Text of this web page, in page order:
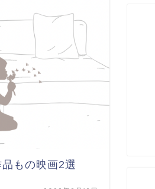
もの映画2選